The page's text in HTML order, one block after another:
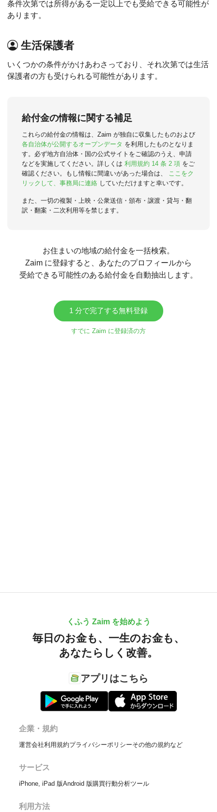
条件次第では所得がある一定以上でも受給できる可能性が
あります。
生活保護者
いくつかの条件がかけあわさっており、それ次第では生活
保護者の方も受けられる可能性があります。
給付金の情報に関する補足
これらの給付金の情報は、Zaim が独自に収集したものおよび
各自治体が公開するオープンデータ を利用したものとなりま
す。必ず地方自治体・国の公式サイトをご確認のうえ、申請
などを実施してください。詳しくは 利用規約 14 条 2 項 をご
確認ください。もし情報に間違いがあった場合は、
ここをク
リックして、事務局に連絡 していただけますと幸いです。
また、一切の複製・上映・公衆送信・頒布・譲渡・貸与・翻
訳・翻案・二次利用等を禁じます。
お住まいの地域の給付金を一括検索。
Zaim に登録すると、あなたのプロフィールから
受給できる可能性のある給付金を自動抽出します。
1 分で完了する無料登録
すでに Zaim に登録済の方
くふう Zaim を始めよう
毎日のお金も、 一生のお金も、
あなたらしく改善。
アプリはこちら
企業・規約
運営会社利用規約プライバシーポリシーその他の規約など
サービス
iPhone, iPad 版Android 版購買行動分析ツール
利用方法